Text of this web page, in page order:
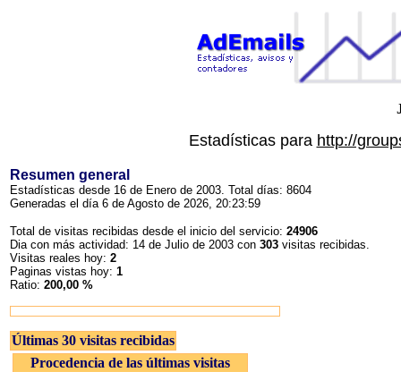
Estadísticas para http://
Resumen general
Estadísticas desde 16 de Enero de 2003. Total días: 8604
Generadas el día 6 de Agosto de 2026, 20:23:59
Total de visitas recibidas desde el inicio del servicio: 24906
Dia con más actividad: 14 de Julio de 2003 con 303 visitas recibidas.
Visitas reales hoy: 2
Paginas vistas hoy: 1
Ratio: 200,00 %
Últimas 30 visitas recibidas
Procedencia de las últimas visitas